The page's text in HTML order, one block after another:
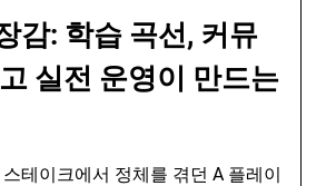
감: 학습 곡선, 커뮤
실전 운영이 만드는
테이크에서 정체를 겪던 A 플레이